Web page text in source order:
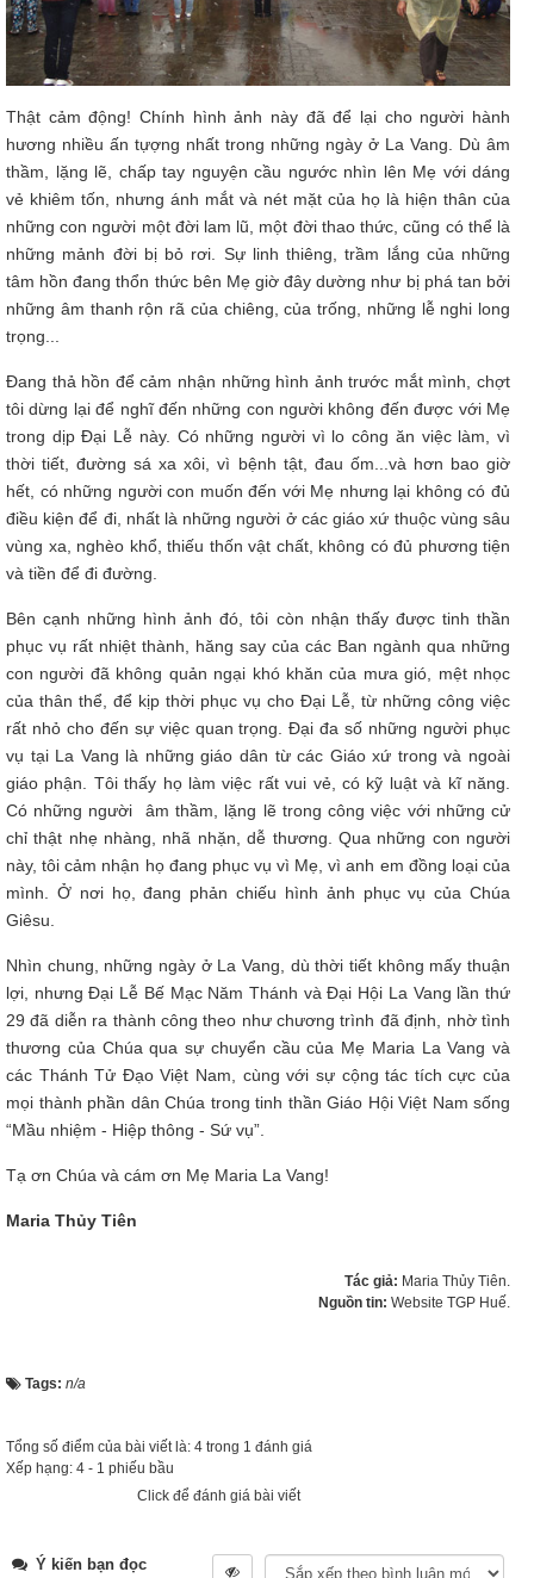
Thật cảm động! Chính hình ảnh này đã để lại cho người hành
hương nhiều ấn tựợng nhất trong những ngày ở La Vang. Dù âm
thầm, lặng lẽ, chấp tay nguyện cầu ngước nhìn lên Mẹ với dáng
vẻ khiêm tốn, nhưng ánh mắt và nét mặt của họ là hiện thân của
những con người một đời lam lũ, một đời thao thức, cũng có thể là
những mảnh đời bị bỏ rơi. Sự linh thiêng, trầm lắng của những
tâm hồn đang thổn thức bên Mẹ giờ đây dường như bị phá tan bởi
những âm thanh rộn rã của chiêng, của trống, những lễ nghi long
trọng...
Đang thả hồn để cảm nhận những hình ảnh trước mắt mình, chợt
tôi dừng lại để nghĩ đến những con người không đến được với Mẹ
trong dịp Đại Lễ này. Có những người vì lo công ăn việc làm, vì
thời tiết, đường sá xa xôi, vì bệnh tật, đau ốm...và hơn bao giờ
hết, có những người con muốn đến với Mẹ nhưng lại không có đủ
điều kiện để đi, nhất là những người ở các giáo xứ thuộc vùng sâu
vùng xa, nghèo khổ, thiếu thốn vật chất, không có đủ phương tiện
và tiền để đi đường.
Bên cạnh những hình ảnh đó, tôi còn nhận thấy được tinh thần
phục vụ rất nhiệt thành, hăng say của các Ban ngành qua những
con người đã không quản ngại khó khăn của mưa gió, mệt nhọc
của thân thể, để kịp thời phục vụ cho Đại Lễ, từ những công việc
rất nhỏ cho đến sự việc quan trọng. Đại đa số những người phục
vụ tại La Vang là những giáo dân từ các Giáo xứ trong và ngoài
giáo phận. Tôi thấy họ làm việc rất vui vẻ, có kỹ luật và kĩ năng.
Có những người âm thầm, lặng lẽ trong công việc với những cử
chỉ thật nhẹ nhàng, nhã nhặn, dễ thương. Qua những con người
này, tôi cảm nhận họ đang phục vụ vì Mẹ, vì anh em đồng loại của
mình. Ở nơi họ, đang phản chiếu hình ảnh phục vụ của Chúa
Giêsu.
Nhìn chung, những ngày ở La Vang, dù thời tiết không mấy thuận
lợi, nhưng Đại Lễ Bế Mạc Năm Thánh và Đại Hội La Vang lần thứ
29 đã diễn ra thành công theo như chương trình đã định, nhờ tình
thương của Chúa qua sự chuyển cầu của Mẹ Maria La Vang và
các Thánh Tử Đạo Việt Nam, cùng với sự cộng tác tích cực của
mọi thành phần dân Chúa trong tinh thần Giáo Hội Việt Nam sống
“Mầu nhiệm - Hiệp thông - Sứ vụ”.
Tạ ơn Chúa và cám ơn Mẹ Maria La Vang!
Maria Thủy Tiên
Tác giả: Maria Thủy Tiên.
Nguồn tin: Website TGP Huế.
Tags: n/a
Tổng số điểm của bài viết là: 4 trong 1 đánh giá
Xếp hạng: 4 - 1 phiếu bầu
Click để đánh giá bài viết
Ý kiến bạn đọc